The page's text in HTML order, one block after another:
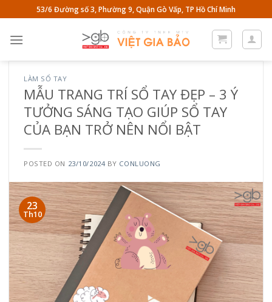
to
content
53/6 Đường số 3, Phường 9, Quận Gò Vấp, TP Hồ Chí Minh
LÀM SỔ TAY
MẪU TRANG TRÍ SỔ TAY ĐẸP – 3 Ý
TƯỞNG SÁNG TẠO GIÚP SỔ TAY
CỦA BẠN TRỞ NÊN NỔI BẬT
POSTED ON 23/10/2024BY CONLUONG
23
Th10